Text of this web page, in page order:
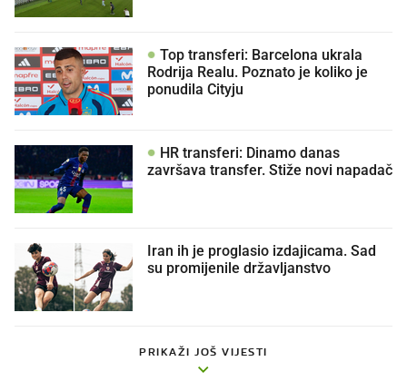
Top transferi: Barcelona ukrala
Rodrija Realu. Poznato je koliko je
ponudila Cityju
HR transferi: Dinamo danas
završava transfer. Stiže novi napadač
Iran ih je proglasio izdajicama. Sad
su promijenile državljanstvo
PRIKAŽI JOŠ VIJESTI